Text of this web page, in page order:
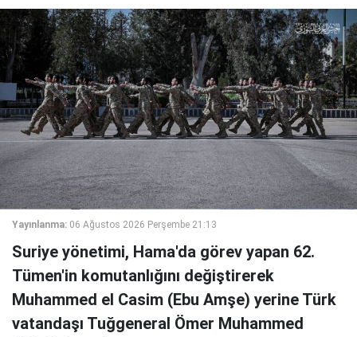
Yayınlanma: 06 Ağustos 2026 Perşembe 21:13
Suriye yönetimi, Hama'da görev yapan 62.
Tümen'in komutanlığını değiştirerek
Muhammed el Casim (Ebu Amşe) yerine Türk
vatandaşı Tuğgeneral Ömer Muhammed